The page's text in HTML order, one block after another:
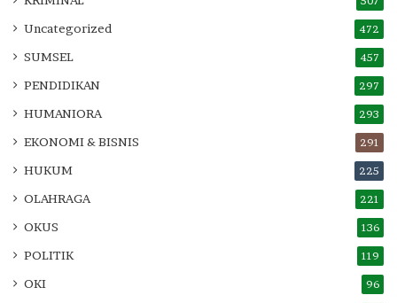
Uncategorized 472
SUMSEL 457
PENDIDIKAN 297
HUMANIORA 293
EKONOMI & BISNIS 291
HUKUM 225
OLAHRAGA 221
OKUS 136
POLITIK 119
OKI 96